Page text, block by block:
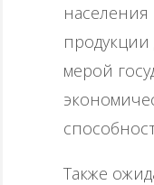
мерой
Также